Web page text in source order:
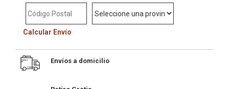
Calcular Envío
Envíos a domicilio